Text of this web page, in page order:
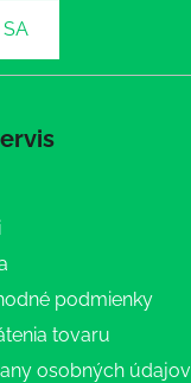
SA
podmienky
tovaru
osobných údajov